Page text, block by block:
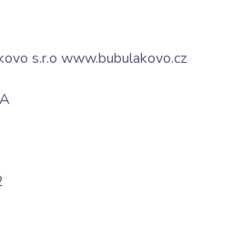
s.r.o www.bubulakovo.cz